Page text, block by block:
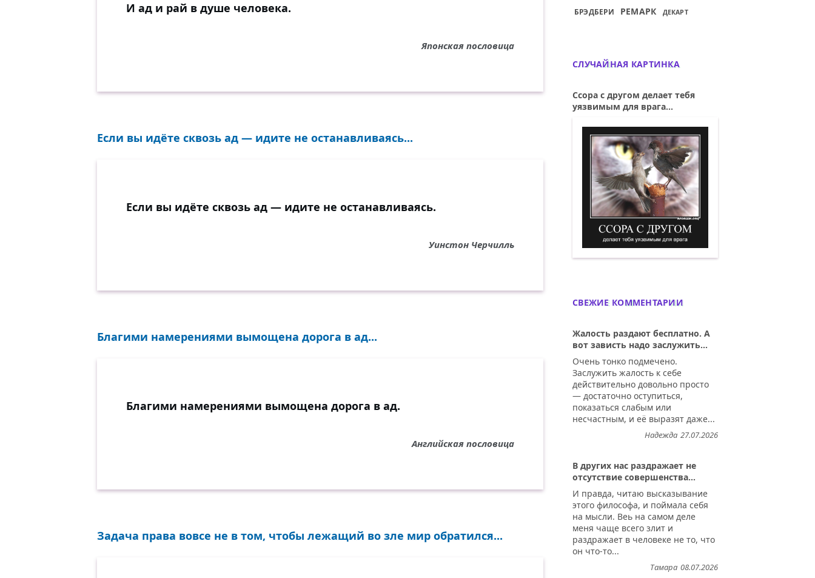
И ад и рай в душе человека.
Японская пословица
Если вы идёте сквозь ад — идите не останавливаясь...
Если вы идёте сквозь ад — идите не останавливаясь.
Уинстон Черчилль
Благими намерениями вымощена дорога в ад...
Благими намерениями вымощена дорога в ад.
Английская пословица
Задача права вовсе не в том, чтобы лежащий во зле мир обратился...
БРЭДБЕРИ РЕМАРК ДЕКАРТ
СЛУЧАЙНАЯ КАРТИНКА
Ссора с другом делает тебя
уязвимым для врага...
Ссора с другом делает тебя уязвимым
СВЕЖИЕ КОММЕНТАРИИ
Жалость раздают бесплатно. А
вот зависть надо заслужить...
Очень тонко подмечено.
Заслужить жалость к себе
действительно довольно просто
— достаточно оступиться,
показаться слабым или
несчастным, и её выразят даже...
27.07.2026
Надежда
В других нас раздражает не
отсутствие совершенства...
И правда, читаю высказывание
этого философа, и поймала себя
на мысли. Веь на самом деле
меня чаще всего злит и
раздражает в человеке не то, что
он что-то...
08.07.2026
Тамара